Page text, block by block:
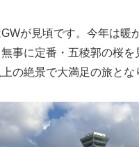
が見頃です。今年は暖
事に定番・五稜郭の桜を
の絶景で大満足の旅とな